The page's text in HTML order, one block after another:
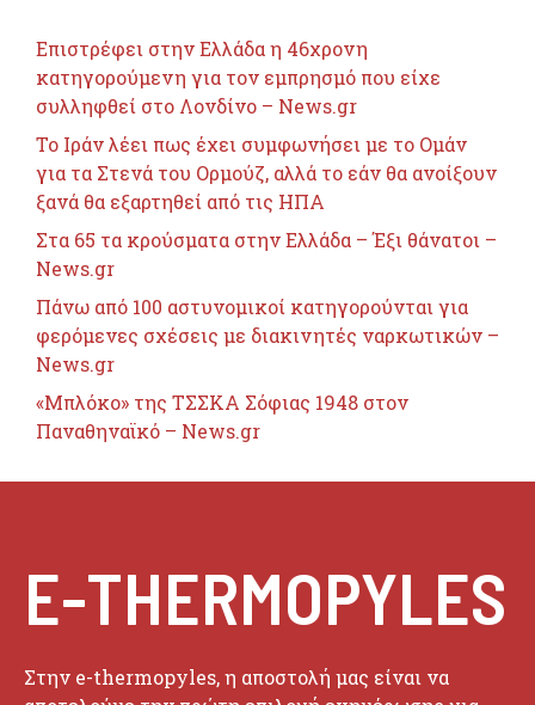
Επιστρέφει στην Ελλάδα η 46χρονη
κατηγορούμενη για τον εμπρησμό που είχε
συλληφθεί στο Λονδίνο – News.gr
Το Ιράν λέει πως έχει συμφωνήσει με το Ομάν
για τα Στενά του Ορμούζ, αλλά το εάν θα ανοίξουν
ξανά θα εξαρτηθεί από τις ΗΠΑ
Στα 65 τα κρούσματα στην Ελλάδα – Έξι θάνατοι –
News.gr
Πάνω από 100 αστυνομικοί κατηγορούνται για
φερόμενες σχέσεις με διακινητές ναρκωτικών –
News.gr
«Μπλόκο» της ΤΣΣΚΑ Σόφιας 1948 στον
Παναθηναϊκό – News.gr
E-THERMOPYLES
Στην e-thermopyles, η αποστολή μας είναι να